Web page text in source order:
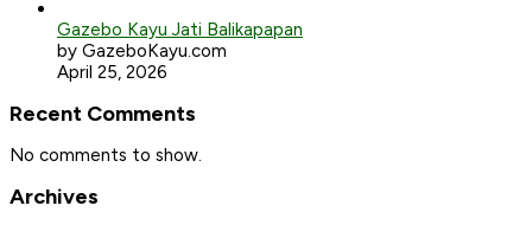
Gazebo Kayu Jati Balikapapan
by GazeboKayu.com
April 25, 2026
Recent Comments
No comments to show.
Archives